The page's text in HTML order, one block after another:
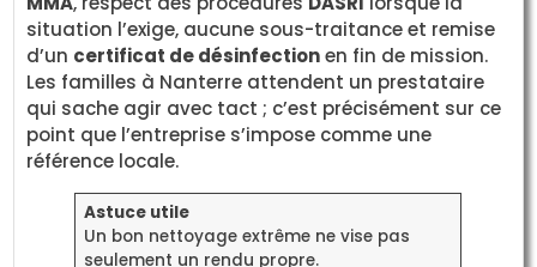
situation l’exige, aucune sous-traitance et remise
d’un certificat de désinfectionen fin de mission.
Les familles à Nanterre attendent un prestataire
qui sache agir avec tact ; c’est précisément sur ce
point que l’entreprise s’impose comme une
référence locale.
Astuce utile
Un bon nettoyage extrême ne vise pas
seulement un rendu propre.